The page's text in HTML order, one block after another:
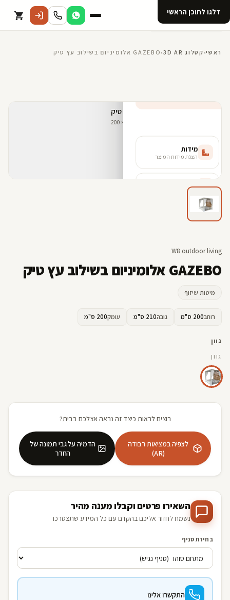
דלגו לתוכן הראשי
קטלוגראשי› קטלוג 3D AR › GAZEBO אלומיניום בשילוב עץ טיק
W8 outdoor living
GAZEBO אלומיניום בשילוב עץ טיק
מיטות שיזוף
רוחב200 ס"מ גובה210 ס"מ עומק200 ס"מ
גוון
גוון
רוצים לראות כיצד זה נראה אצלכם בבית?
לצפיה במציאות רבודה
(AR)
הדמיה על גבי תמונה של
החדר
השאירו פרטים וקבלו מענה מהיר
נשמח לחזור אליכם בהקדם עם כל המידע שתצטרכו
בחירת סניף
התקשרו אלינו